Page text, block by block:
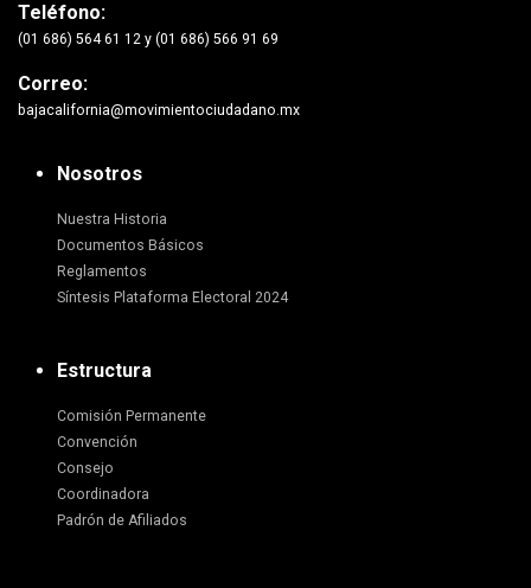
Teléfono:
(01 686) 564 61 12 y (01 686) 566 91 69
Correo:
bajacalifornia@movimientociudadano.mx
Nosotros
Nuestra Historia
Documentos Básicos
Reglamentos
Síntesis Plataforma Electoral 2024
Estructura
Comisión Permanente
Convención
Consejo
Coordinadora
Padrón de Afiliados